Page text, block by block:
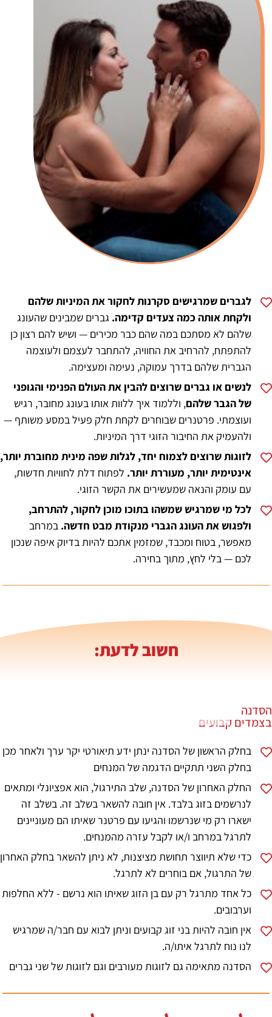
לגברים שמרגישים סקרנות לחקור את המיניות שלהם
ולקחת אותה כמה צעדים קדימה. גברים שמבינים שהעונג
שלהם לא מסתכם במה שהם כבר מכירים — ושיש להם רצון כן
להתפתח, להרחיב את החוויה, להתחבר לעצמם ולעוצמה
הגברית שלהם בדרך עמוקה, נעימה ומעצימה.
לנשים או גברים שרוצים להבין את העולם הפנימי והגופני
של הגבר שלהם, וללמוד איך ללוות אותו בעונג מחובר, רגיש
ועוצמתי. פרטנרים שבוחרים לקחת חלק פעיל במסע משותף —
ולהעמיק את החיבור הזוגי דרך המיניות.
לזוגות שרוצים לצמוח יחד, לגלות שפה מינית מחוברת יותר,
אינטימית יותר, מעוררת יותר. לפתוח דלת לחוויות חדשות,
עם עומק והנאה שמעשירים את הקשר הזוגי.
לכל מי שמרגיש שמשהו בתוכו מוכן לחקור, להתרחב,
ולפגוש את העונג הגברי מנקודת מבט חדשה. במרחב
מאפשר, בטוח ומכבד, שמזמין אתכם להיות בדיוק איפה שנכון
לכם — בלי לחץ, מתוך בחירה.
חשוב לדעת:
הסדנה
בצמדים קבועים
בחלק הראשון של הסדנה ינתן ידע תיאורטי יקר ערך ולאחר מכן
בחלק השני תתקיים הדגמה של המנחים
החלק האחרון של הסדנה, שלב התירגול, הוא אפציונלי ומתאים
לנרשמים בזוג בלבד. אין חובה להשאר בשלב זה. בשלב זה
ישארו רק מי שנרשמו והגיעו עם פרטנר שאיתו הם מעוניינים
לתרגל במרחב ו/או לקבל עזרה מהמנחים.
כדי שלא תיווצר תחושת מציצנות, לא ניתן להשאר בחלק האחרון
של התרגול, אם בוחרים לא לתרגל.
כל אחד מתרגל רק עם בן הזוג שאיתו הוא נרשם - ללא החלפות
וערבובים.
אין חובה להיות בני זוג קבועים וניתן לבוא עם חבר/ה שמרגיש
לנו נוח לתרגל איתו/ה.
הסדנה מתאימה גם לזוגות מעורבים וגם לזוגות של שני גברים